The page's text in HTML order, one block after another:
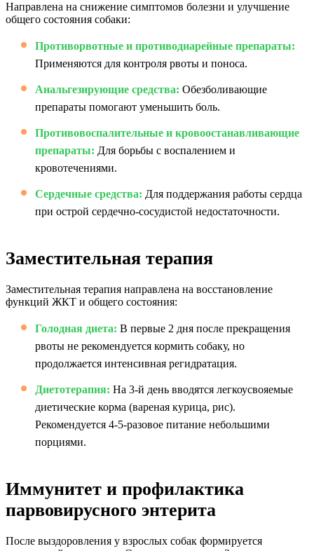
Направлена на снижение симптомов болезни и улучшение
общего состояния собаки:
Противорвотные и противодиарейные препараты:
Применяются для контроля рвоты и поноса.
Анальгезирующие средства: Обезболивающие
препараты помогают уменьшить боль.
Противовоспалительные и кровоостанавливающие
препараты: Для борьбы с воспалением и
кровотечениями.
Сердечные средства: Для поддержания работы сердца
при острой сердечно-сосудистой недостаточности.
Заместительная терапия
Заместительная терапия направлена на восстановление
функций ЖКТ и общего состояния:
Голодная диета: В первые 2 дня после прекращения
рвоты не рекомендуется кормить собаку, но
продолжается интенсивная регидратация.
Диетотерапия: На 3-й день вводятся легкоусвояемые
диетические корма (вареная курица, рис).
Рекомендуется 4-5-разовое питание небольшими
порциями.
Иммунитет и профилактика
парвовирусного энтерита
После выздоровления у взрослых собак формируется